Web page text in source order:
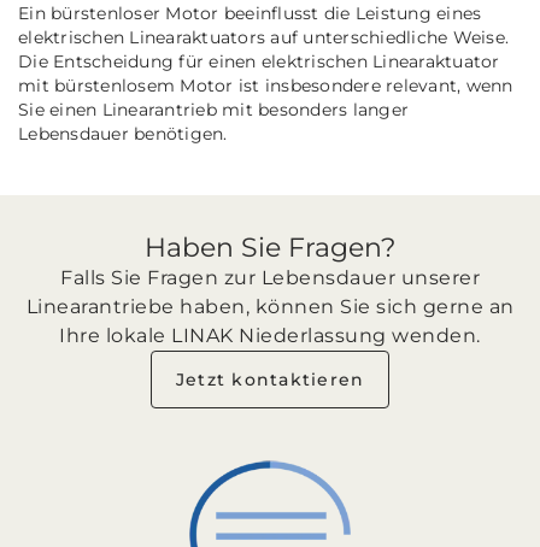
Ein bürstenloser Motor beeinflusst die Leistung eines
elektrischen Linearaktuators auf unterschiedliche Weise.
Die Entscheidung für einen elektrischen Linearaktuator
mit bürstenlosem Motor ist insbesondere relevant, wenn
Sie einen Linearantrieb mit besonders langer
Lebensdauer benötigen.
Haben Sie Fragen?
Falls Sie Fragen zur Lebensdauer unserer
Linearantriebe haben, können Sie sich gerne an
Ihre lokale LINAK Niederlassung wenden.
Jetzt kontaktieren